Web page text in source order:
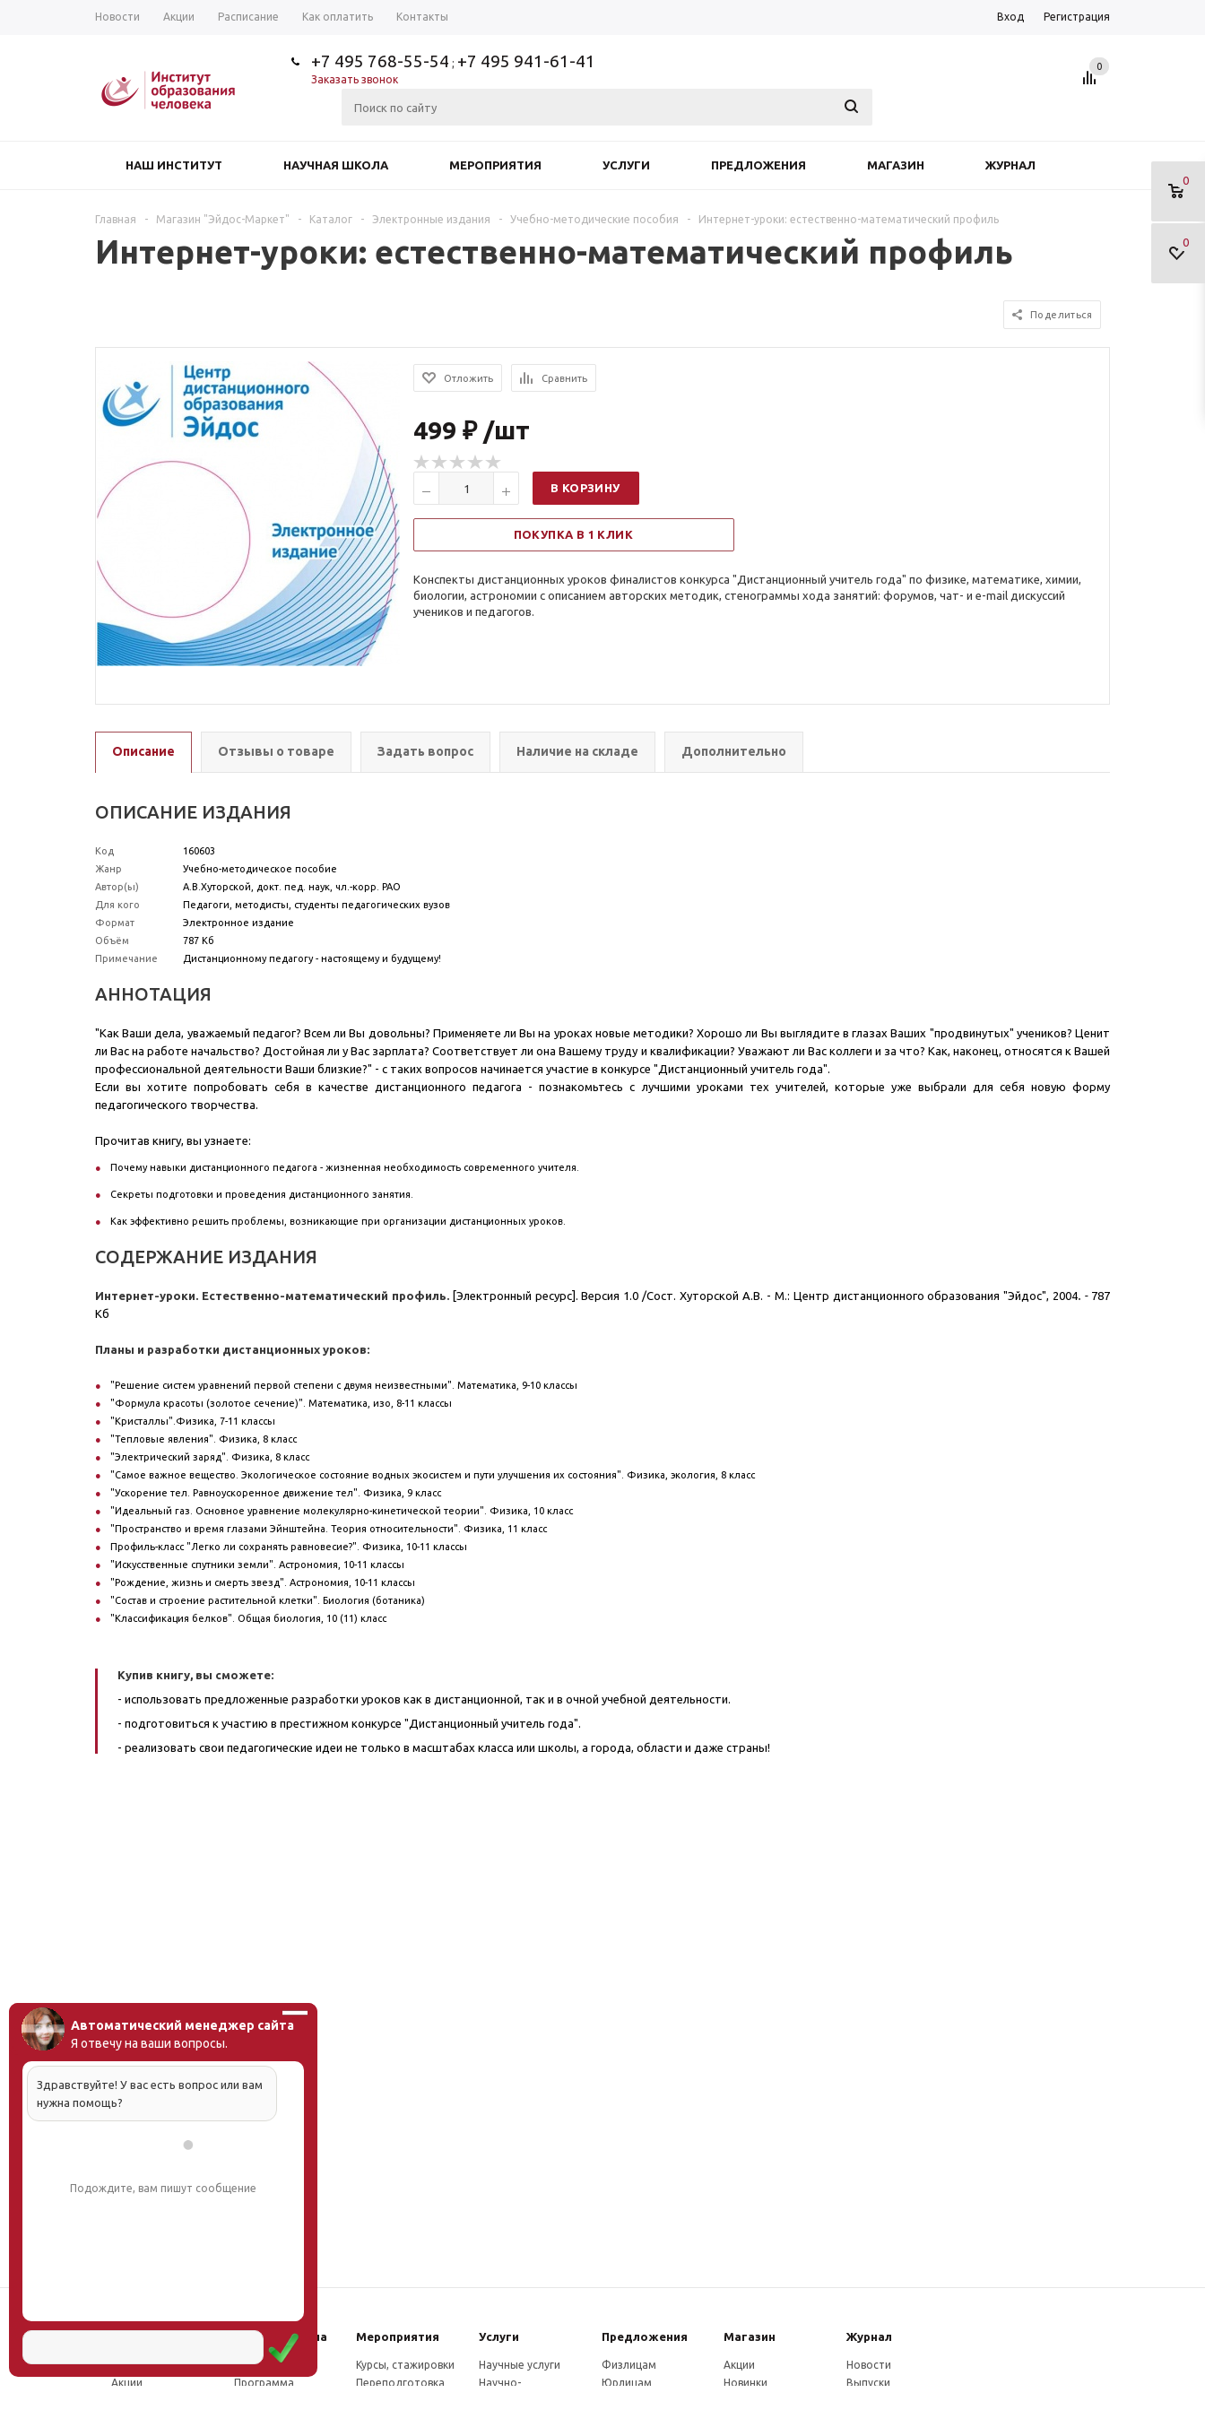
Новости Акции Расписание Как оплатить Контакты Вход Регистрация
+7 495 768-55-54 ; +7 495 941-61-41
Заказать звонок
0
0
0
НАШ ИНСТИТУТ НАУЧНАЯ ШКОЛА МЕРОПРИЯТИЯ УСЛУГИ ПРЕДЛОЖЕНИЯ МАГАЗИН ЖУРНАЛ
Главная - Магазин "Эйдос-Маркет" - Каталог - Электронные издания - Учебно-методические пособия - Интернет-уроки: естественно-математический профиль
Интернет-уроки: естественно-математический профиль
Поделиться
Отложить Сравнить
499 ₽ /шт
В КОРЗИНУ
ПОКУПКА В 1 КЛИК
Конспекты дистанционных уроков финалистов конкурса "Дистанционный учитель года" по физике, математике, химии,
биологии, астрономии с описанием авторских методик, стенограммы хода занятий: форумов, чат- и e-mail дискуссий
учеников и педагогов.
Описание Отзывы о товаре Задать вопрос Наличие на складе Дополнительно
ОПИСАНИЕ ИЗДАНИЯ
Код
160603
Жанр
Учебно-методическое пособие
Автор(ы)
А.В.Хуторской, докт. пед. наук, чл.-корр. РАО
Для кого
Педагоги, методисты, студенты педагогических вузов
Формат
Электронное издание
Объём
787 Кб
Примечание
Дистанционному педагогу - настоящему и будущему!
АННОТАЦИЯ
"Как Ваши дела, уважаемый педагог? Всем ли Вы довольны? Применяете ли Вы на уроках новые методики? Хорошо ли Вы выглядите в глазах Ваших "продвинутых" учеников? Ценит
ли Вас на работе начальство? Достойная ли у Вас зарплата? Соответствует ли она Вашему труду и квалификации? Уважают ли Вас коллеги и за что? Как, наконец, относятся к Вашей
профессиональной деятельности Ваши близкие?" - с таких вопросов начинается участие в конкурсе "Дистанционный учитель года".
Если вы хотите попробовать себя в качестве дистанционного педагога - познакомьтесь с лучшими уроками тех учителей, которые уже выбрали для себя новую форму
педагогического творчества.
Прочитав книгу, вы узнаете:
Почему навыки дистанционного педагога - жизненная необходимость современного учителя.
Секреты подготовки и проведения дистанционного занятия.
Как эффективно решить проблемы, возникающие при организации дистанционных уроков.
СОДЕРЖАНИЕ ИЗДАНИЯ
Интернет-уроки. Естественно-математический профиль. [Электронный ресурс]. Версия 1.0 /Сост. Хуторской А.В. - М.: Центр дистанционного образования "Эйдос", 2004. -787
Кб
Планы и разработки дистанционных уроков:
"Решение систем уравнений первой степени с двумя неизвестными". Математика, 9-10 классы
"Формула красоты (золотое сечение)". Математика, изо, 8-11 классы
"Кристаллы".Физика, 7-11 классы
"Тепловые явления". Физика, 8 класс
"Электрический заряд". Физика, 8 класс
"Самое важное вещество. Экологическое состояние водных экосистем и пути улучшения их состояния". Физика, экология, 8 класс
"Ускорение тел. Равноускоренное движение тел". Физика, 9 класс
"Идеальный газ. Основное уравнение молекулярно-кинетической теории". Физика, 10 класс
"Пространство и время глазами Эйнштейна. Теория относительности". Физика, 11 класс
Профиль-класс "Легко ли сохранять равновесие?". Физика, 10-11 классы
"Искусственные спутники земли". Астрономия, 10-11 классы
"Рождение, жизнь и смерть звезд". Астрономия, 10-11 классы
"Состав и строение растительной клетки". Биология (ботаника)
"Классификация белков". Общая биология, 10 (11) класс
Купив книгу, вы сможете:
- использовать предложенные разработки уроков как в дистанционной, так и в очной учебной деятельности.
- подготовиться к участию в престижном конкурсе "Дистанционный учитель года".
- реализовать свои педагогические идеи не только в масштабах класса или школы, а города, области и даже страны!
Научная школа Мероприятия Услуги Предложения Магазин Журнал
Новости
Акции
Концепция
Программа
Курсы, стажировки
Переподготовка
Научные услуги
Научно-
Физлицам
Юрлицам
Акции
Новинки
Новости
Выпуски
Автоматический менеджер сайта
Я отвечу на ваши вопросы.
Здравствуйте! У вас есть вопрос или вам
нужна помощь?
Подождите, вам пишут сообщение